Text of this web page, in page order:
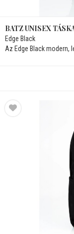
BATZ UNISEX
Edge Black
Az Edge Black modern,